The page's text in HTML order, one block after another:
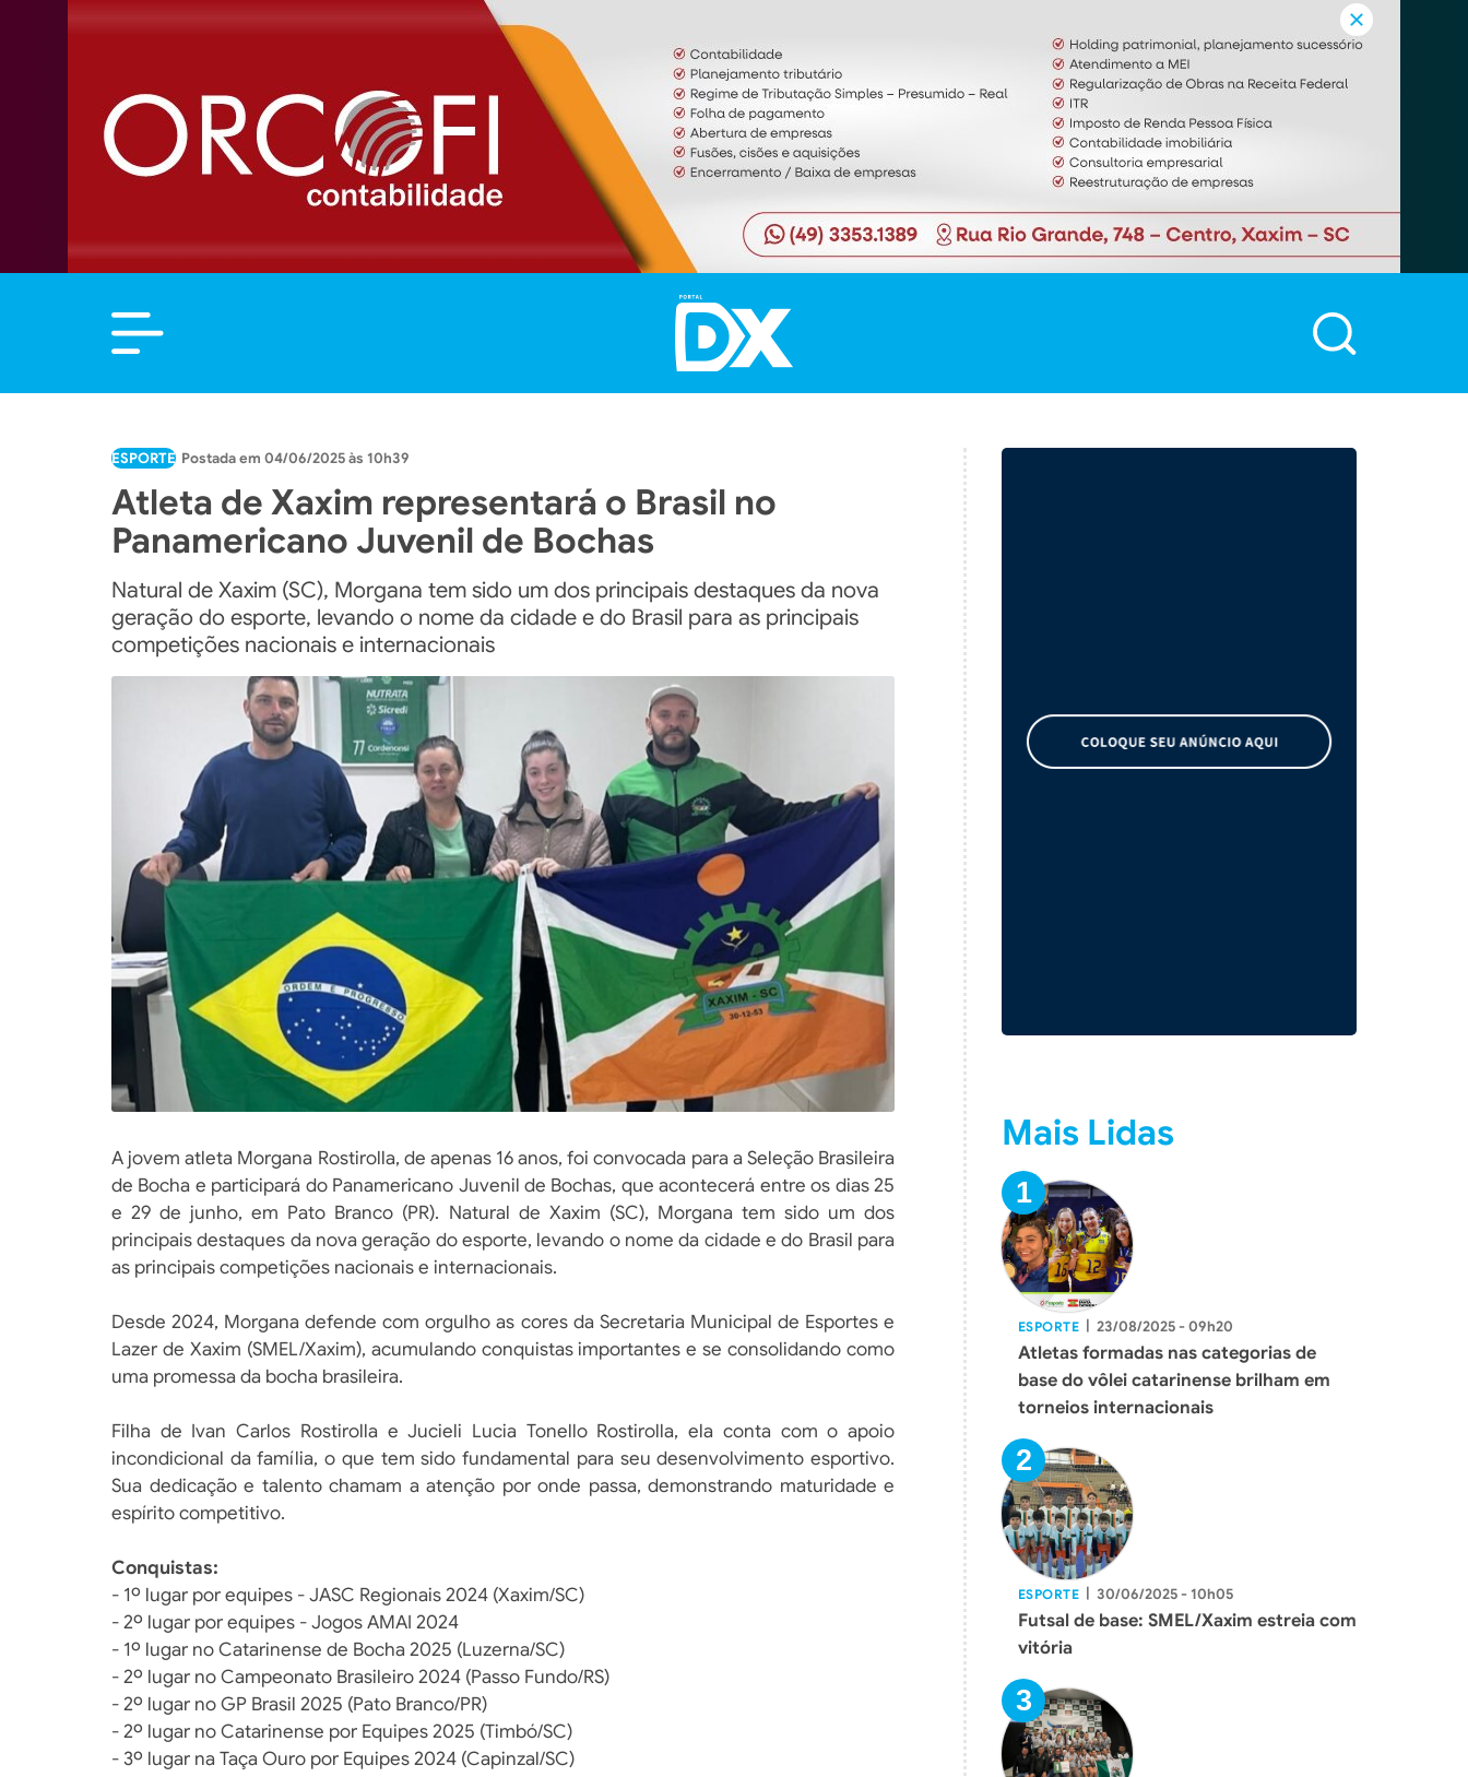
ESPORTE 04/06/2025 às 10h39
Atleta de Xaxim representará o Brasil no
Panamericano Juvenil de Bochas
Natural de Xaxim (SC), Morgana tem sido um dos principais destaques da nova
geração do esporte, levando o nome da cidade e do Brasil para as principais
competições nacionais e internacionais
A jovem atleta Morgana Rostirolla, de apenas 16 anos, foi convocada para a Seleção Brasileira
de Bocha e participará do Panamericano Juvenil de Bochas, que acontecerá entre os dias 25
e 29 de junho, em Pato Branco (PR). Natural de Xaxim (SC), Morgana tem sido um dos
principais destaques da nova geração do esporte, levando o nome da cidade e do Brasil para
as principais competições nacionais e internacionais.
Desde 2024, Morgana defende com orgulho as cores da Secretaria Municipal de Esportes e
Lazer de Xaxim (SMEL/Xaxim), acumulando conquistas importantes e se consolidando como
uma promessa da bocha brasileira.
Filha de Ivan Carlos Rostirolla e Jucieli Lucia Tonello Rostirolla, ela conta com o apoio
incondicional da família, o que tem sido fundamental para seu desenvolvimento esportivo.
Sua dedicação e talento chamam a atenção por onde passa, demonstrando maturidade e
espírito competitivo.
Conquistas:
- 1º lugar por equipes - JASC Regionais 2024 (Xaxim/SC)
- 2º lugar por equipes - Jogos AMAI 2024
- 1º lugar no Catarinense de Bocha 2025 (Luzerna/SC)
- 2º lugar no Campeonato Brasileiro 2024 (Passo Fundo/RS)
- 2º lugar no GP Brasil 2025 (Pato Branco/PR)
- 2º lugar no Catarinense por Equipes 2025 (Timbó/SC)
- 3º lugar na Taça Ouro por Equipes 2024 (Capinzal/SC)
Mais Lidas
ESPORTE | 23/08/2025 - 09h20
Atletas formadas nas categorias de
base do vôlei catarinense brilham em
torneios internacionais
ESPORTE | 30/06/2025 - 10h05
Futsal de base: SMEL/Xaxim estreia com
vitória